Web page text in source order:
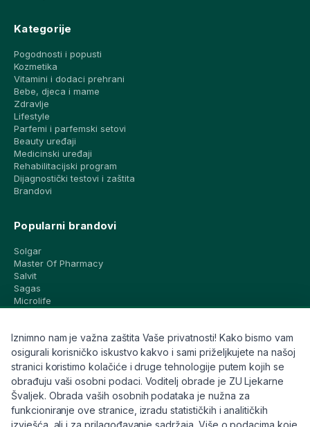
Kategorije
Pogodnosti i popusti
Kozmetika
Vitamini i dodaci prehrani
Bebe, djeca i mame
Zdravlje
Lifestyle
Parfemi i parfemski setovi
Beauty uređaji
Medicinski uređaji
Rehabilitacijski program
Dijagnostički testovi i zaštita
Brandovi
Popularni brandovi
Solgar
Master Of Pharmacy
Salvit
Sagas
Microlife
CeraVe
Eucerin
Avene
Bioderma
Svi brandovi
Info
Iznimno nam je važna zaštita Vaše privatnosti! Kako bismo vam
osigurali korisničko iskustvo kakvo i sami priželjkujete na našoj
stranici koristimo kolačiće i druge tehnologije putem kojih se
obrađuju vaši osobni podaci. Voditelj obrade je ZU Ljekarne
Švaljek. Obrada vaših osobnih podataka je nužna za
funkcioniranje ove stranice, izradu statističkih i analitičkih
izvješća, ali i za prilagođavanje sadržaja. Više o podacima koje